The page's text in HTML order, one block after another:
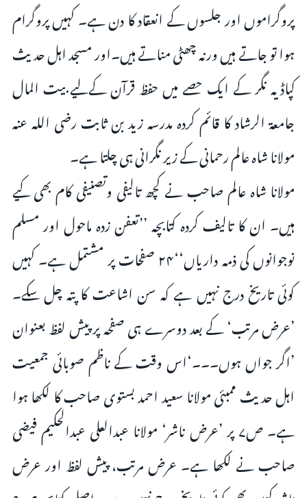
پروگراموں اور جلسوں کے انعقاد کا دن ہے۔ کہیں پروگرام
ہوا تو جاتے ہیں ورنہ چھٹی مناتے ہیں۔اور مسجد اہل حدیث
کپاڈیہ نگر کے ایک حصے میں حفظ قرآن کےلیے بیت المال
جامعۃ الرشاد کا قائم کردہ مدرسہ زید بن ثابت رضی اللہ عنہ
مولانا شاہ عالم رحمانی کے زیر نگرانی ہی چلتا ہے۔
مولانا شاہ عالم صاحب نے کچھ تالیفی وتصنیفی کام بھی کیے
ہیں۔ ان کا تالیف کردہ کتابچہ ’’تعفن زدہ ماحول اور مسلم
نوجوانوں کی ذمہ داریاں‘‘۲۴ صفحات پر مشتمل ہے۔ کہیں
کوئی تاریخ درج نہیں ہے کہ سن اشاعت کا پتہ چل سکے۔
’عرض مرتب‘ کے بعد دوسرے ہی صفحہ پر پیش لفظ بعنوان
’اگر جواں ہوں۔۔۔‘اس وقت کے ناظم صوبائی جمعیت
اہل حدیث ممبئی مولانا سعید احمد بستوی صاحب کا لکھا ہوا
ہے۔ ص۷ پر ’عرض ناشر‘ مولانا عبدالعلی عبدالحکیم فیضی
صاحب نے لکھا ہے۔ عرض مرتب، پیش لفظ اور عرض